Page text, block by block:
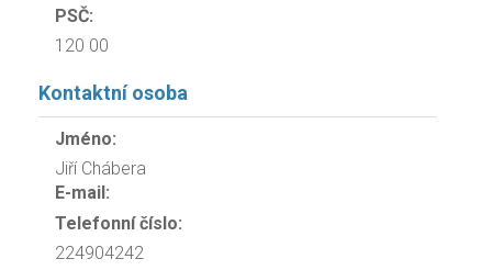
PSČ:
120 00
Kontaktní osoba
Jméno:
Jiří Chábera
E-mail:
Telefonní číslo:
224904242